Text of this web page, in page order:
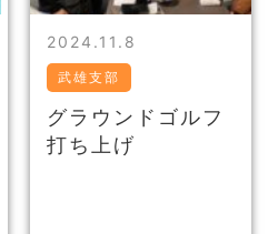
2024.11.8
武雄支部
グラウンドゴルフ
打ち上げ